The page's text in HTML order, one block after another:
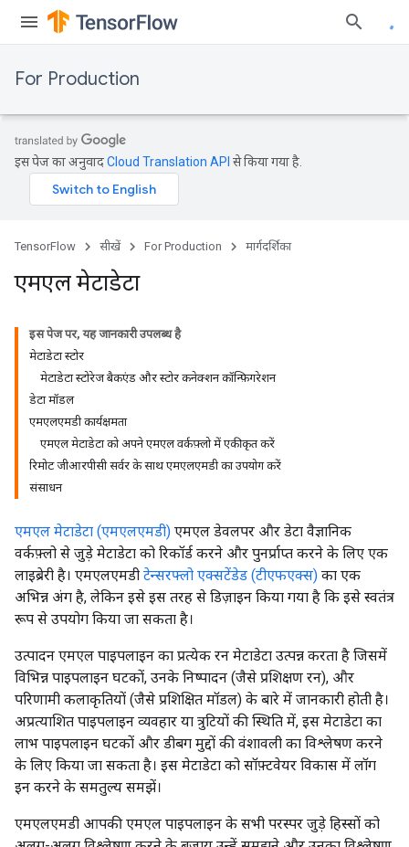
For Production
इस पेज का अनुवादCloud Translation API से किया गया है.
TensorFlow सीखें For Production मार्गदर्शिका
एमएल मेटाडेटा
इस पेज पर, यह जानकारी उपलब्ध है
मेटाडेटा स्टोर
मेटाडेटा स्टोरेज बैकएंड और स्टोर कनेक्शन कॉन्फ़िगरेशन
डेटा मॉडल
एमएलएमडी कार्यक्षमता
एमएल मेटाडेटा को अपने एमएल वर्कफ़्लो में एकीकृत करें
रिमोट जीआरपीसी सर्वर के साथ एमएलएमडी का उपयोग करें
संसाधन
एमएल मेटाडेटा (एमएलएमडी) एमएल डेवलपर और डेटा वैज्ञानिक
वर्कफ़्लो से जुड़े मेटाडेटा को रिकॉर्ड करने और पुनर्प्राप्त करने के लिए एक
लाइब्रेरी है। एमएलएमडी टेन्सरफ्लो एक्सटेंडेड (टीएफएक्स) का एक
अभिन्न अंग है, लेकिन इसे इस तरह से डिज़ाइन किया गया है कि इसे स्वतंत्र
रूप से उपयोग किया जा सकता है।
उत्पादन एमएल पाइपलाइन का प्रत्येक रन मेटाडेटा उत्पन्न करता है जिसमें
विभिन्न पाइपलाइन घटकों, उनके निष्पादन (जैसे प्रशिक्षण रन), और
परिणामी कलाकृतियों (जैसे प्रशिक्षित मॉडल) के बारे में जानकारी होती है।
अप्रत्याशित पाइपलाइन व्यवहार या त्रुटियों की स्थिति में, इस मेटाडेटा का
लाभ पाइपलाइन घटकों और डीबग मुद्दों की वंशावली का विश्लेषण करने
के लिए किया जा सकता है। इस मेटाडेटा को सॉफ़्टवेयर विकास में लॉग
इन करने के समतुल्य समझें।
एमएलएमडी आपकी एमएल पाइपलाइन के सभी परस्पर जुड़े हिस्सों को